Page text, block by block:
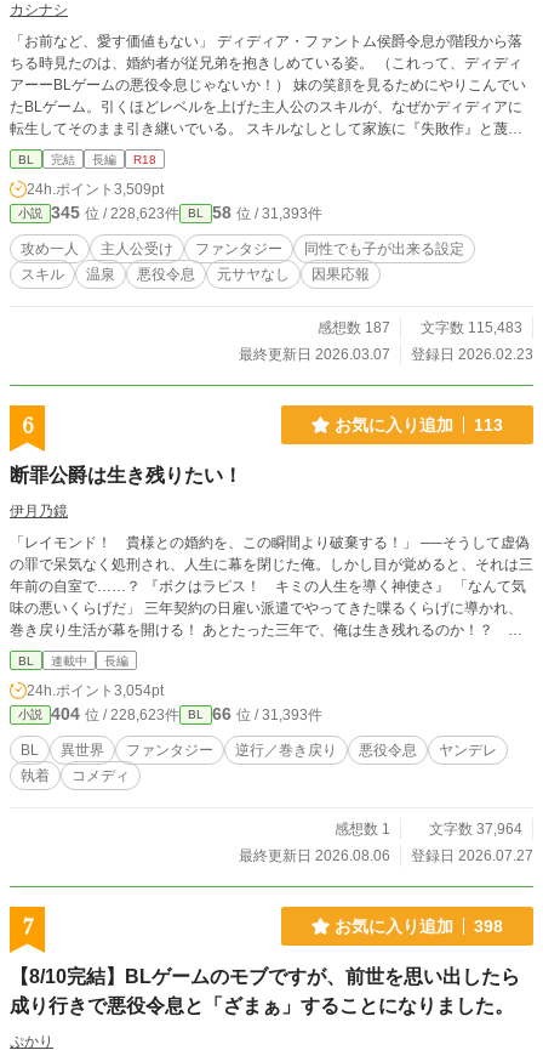
カシナシ
「お前など、愛す価値もない」 ディディア・ファントム侯爵令息が階段から落
ちる時見たのは、婚約者が従兄弟を抱きしめている姿。 （これって、ディディ
アーーBLゲームの悪役令息じゃないか！） 妹の笑顔を見るためにやりこんでい
たBLゲーム。引くほどレベルを上げた主人公のスキルが、なぜかディディアに
転生してそのまま引き継いでいる。 スキルなしとして家族に『失敗作』と蔑ま
れていたのは、そのスキルのレベルが高すぎたかららしい。 スキルと自分を取
り戻したディディアは、婚約者を追いかけまわすのを辞め、自立に向けて淡々と
準備をする。 もちろん元婚約者と従兄弟には近付かないので、絡んでこないで
いただけます？ 十万文字程度。 3/7 完結しました！ ※主人公：マイペース美人
受け ※女性向けHOTランキング1位、ありがとうございました。完結までの12
日間に渡り、ほとんど2〜5位と食い込めた作品となりました！あああありがと
うございます……！｡ﾟ(ﾟ´Д`ﾟ)ﾟ｡ たくさんの閲覧、イイね、エール、感想は、作
BL 完結 長編 R18
24h.ポイント 3,509pt
小説 345 位 / 228,623件 BL 58 位 / 31,393件
攻め一人 主人公受け ファンタジー
同性でも子が出来る設定
スキル
温泉 悪役令息 元サヤなし 因果応報
感想数 187
文字数 115,483
最終更新日 2026.03.07
登録日 2026.02.23
6 お気に入り追加 113
断罪公爵は生き残りたい！
伊月乃鏡
「レイモンド！ 貴様との婚約を、この瞬間より破棄する！」 ──そうして虚偽
の罪で呆気なく処刑され、人生に幕を閉じた俺。しかし目が覚めると、それは三
年前の自室で……？ 『ボクはラピス！ キミの人生を導く神使さ』 「なんて気
味の悪いくらげだ」 三年契約の日雇い派遣でやってきた喋るくらげに導かれ、
巻き戻り生活が幕を開ける！ あとたった三年で、俺は生き残れるのか！？ 生
き残るために婚約者の王子──レオンを射止め、婚約破棄と断罪フラグをへし折
ろう！ 不思議なクラゲと共に頑張れレイモンド、頑張れ派遣！ 給料いくらな
んだろう！
BL 連載中 長編
24h.ポイント 3,054pt
小説 404 位 / 228,623件 BL 66 位 / 31,393件
BL 異世界 ファンタジー 逆行／巻き戻り 悪役令息
ヤンデレ
執着
コメディ
感想数 1
文字数 37,964
最終更新日 2026.08.06
登録日 2026.07.27
7 お気に入り追加 398
【8/10完結】BLゲームのモブですが、前世を思い出したら
成り行きで悪役令息と「ざまぁ」することになりました。
ぷかり